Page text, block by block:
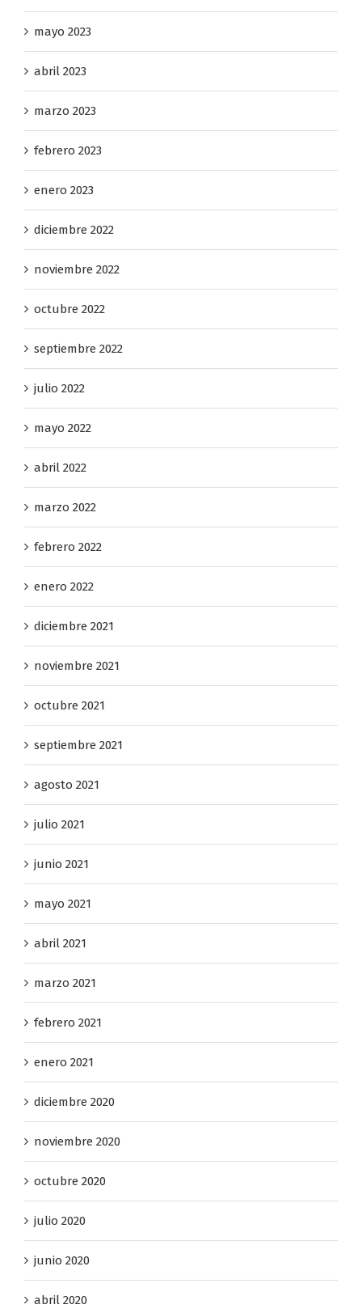
mayo 2023
abril 2023
marzo 2023
febrero 2023
enero 2023
diciembre 2022
noviembre 2022
octubre 2022
septiembre 2022
julio 2022
mayo 2022
abril 2022
marzo 2022
febrero 2022
enero 2022
diciembre 2021
noviembre 2021
octubre 2021
septiembre 2021
agosto 2021
julio 2021
junio 2021
mayo 2021
abril 2021
marzo 2021
febrero 2021
enero 2021
diciembre 2020
noviembre 2020
octubre 2020
julio 2020
junio 2020
abril 2020